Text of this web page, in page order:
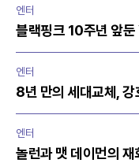
엔터
블랙핑크 10주년 앞둔
엔터
8년 만의 세대교체,
엔터
놀런과 맷 데이먼의